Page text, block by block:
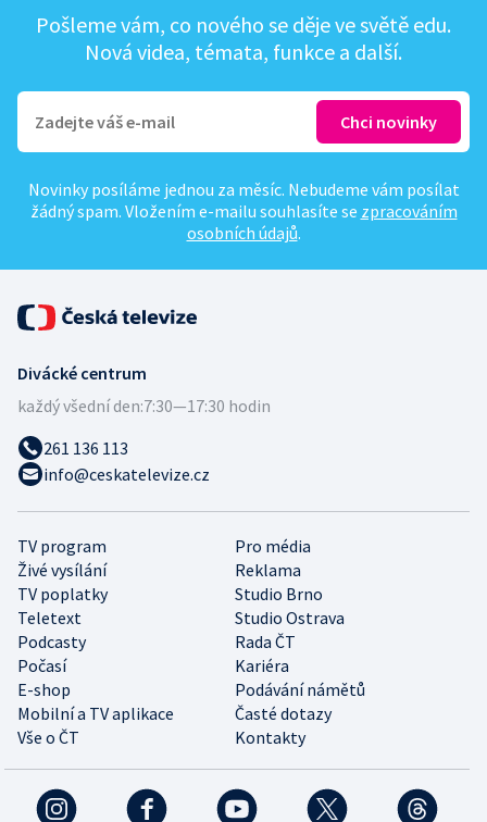
Pošleme vám, co nového se děje ve světě edu.
Nová videa, témata, funkce a další.
Novinky posíláme jednou za měsíc. Nebudeme vám posílat
žádný spam. Vložením e-mailu souhlasíte se zpracováním
osobních údajů.